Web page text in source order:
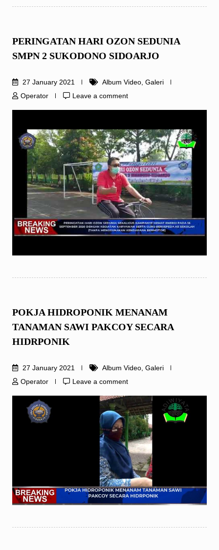
PERINGATAN HARI OZON SEDUNIA
SMPN 2 SUKODONO SIDOARJO
27 January 2021 Album Video Galeri
Operator
Leave a comment
POKJA HIDROPONIK MENANAM
TANAMAN SAWI PAKCOY SECARA
HIDRPONIK
27 January 2021 Album Video, Galeri
Operator
Leave a comment